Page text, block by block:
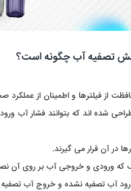
تصفیه آب چگونه است؟
شده اند که بتوانند فشار آب
در آن قرار می گیرند.
که ورودی و خروجی آب بر روی آن
آب تصفیه نشده و خروج آب